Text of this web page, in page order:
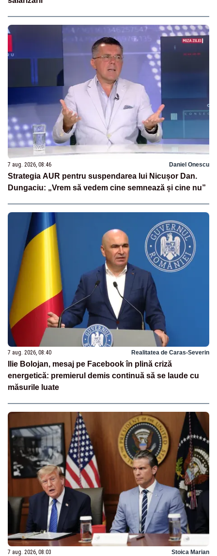
7 aug. 2026, 08:46 Daniel Onescu
Strategia AUR pentru suspendarea lui Nicușor Dan.
Dungaciu: „Vrem să vedem cine semnează și cine nu”
7 aug. 2026, 08:40 Realitatea de Caras-Severin
Ilie Bolojan, mesaj pe Facebook în plină criză
energetică: premierul demis continuă să se laude cu
măsurile luate
7 aug. 2026, 08:03 Stoica Marian